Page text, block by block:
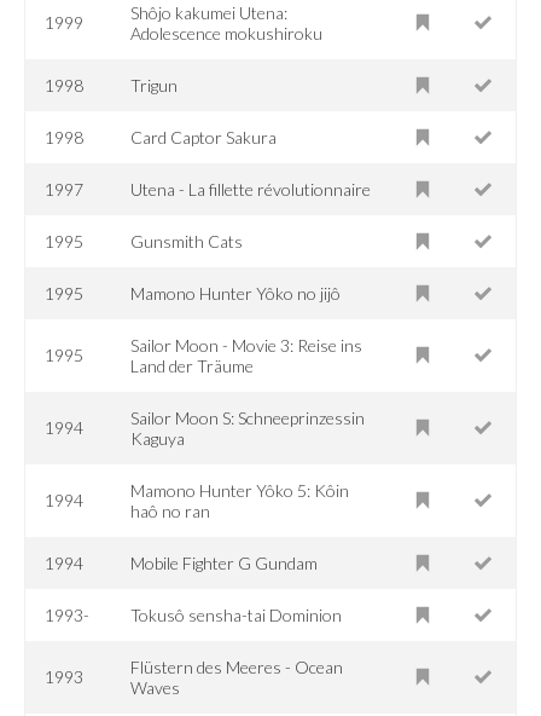
1999
Shôjo kakumei Utena:
Adolescence mokushiroku
1998 Trigun
1998 Card Captor Sakura
1997 Utena - La fillette révolutionnaire
1995 Gunsmith Cats
1995 Mamono Hunter Yôko no jijô
1995
Sailor Moon - Movie 3: Reise ins
Land der Träume
1994
Sailor Moon S: Schneeprinzessin
Kaguya
1994
Mamono Hunter Yôko 5: Kôin
haô no ran
1994 Mobile Fighter G Gundam
1993- Tokusô sensha-tai Dominion
1993
Flüstern des Meeres - Ocean
Waves